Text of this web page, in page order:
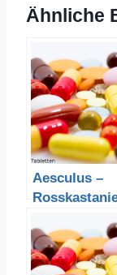
Ähnliche
Aesculus –